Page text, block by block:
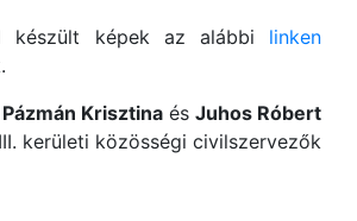
készült képek az alábbi linken
Pázmán Krisztina és Juhos Róbert
kerületi közösségi civilszervezők